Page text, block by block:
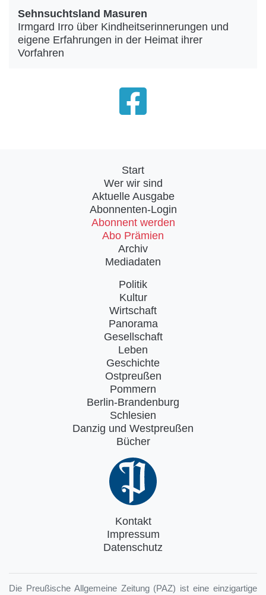
Sehnsuchtsland Masuren
Irmgard Irro über Kindheitserinnerungen und
eigene Erfahrungen in der Heimat ihrer
Vorfahren
Start
Wer wir sind
Aktuelle Ausgabe
Abonnenten-Login
Abonnent werden
Abo Prämien
Archiv
Mediadaten
Politik
Kultur
Wirtschaft
Panorama
Gesellschaft
Leben
Geschichte
Ostpreußen
Pommern
Berlin-Brandenburg
Schlesien
Danzig und Westpreußen
Bücher
Kontakt
Impressum
Datenschutz
Die Preußische Allgemeine Zeitung (PAZ) ist eine einzigartige